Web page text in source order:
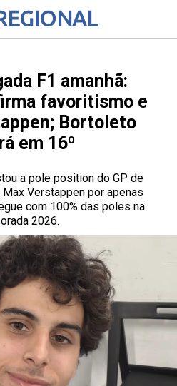
F1 amanhã:
favoritismo e
Bortoleto
em 16º
a pole position do GP de
Verstappen por apenas
com 100% das poles na
2026.